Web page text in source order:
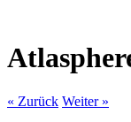
« Zurück Weiter »